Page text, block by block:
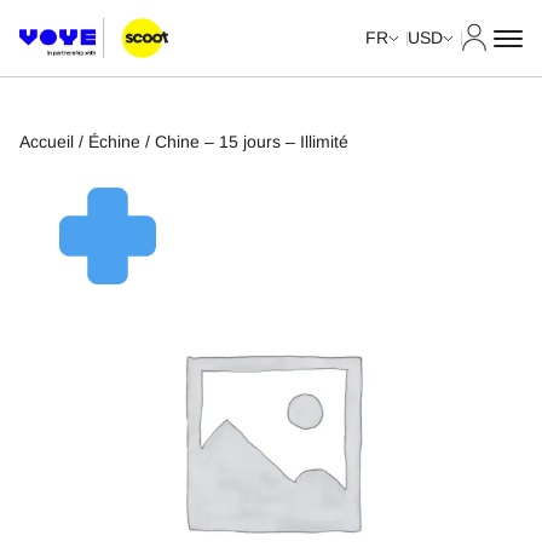
FR USD
Accueil / Échine / Chine – 15 jours – Illimité